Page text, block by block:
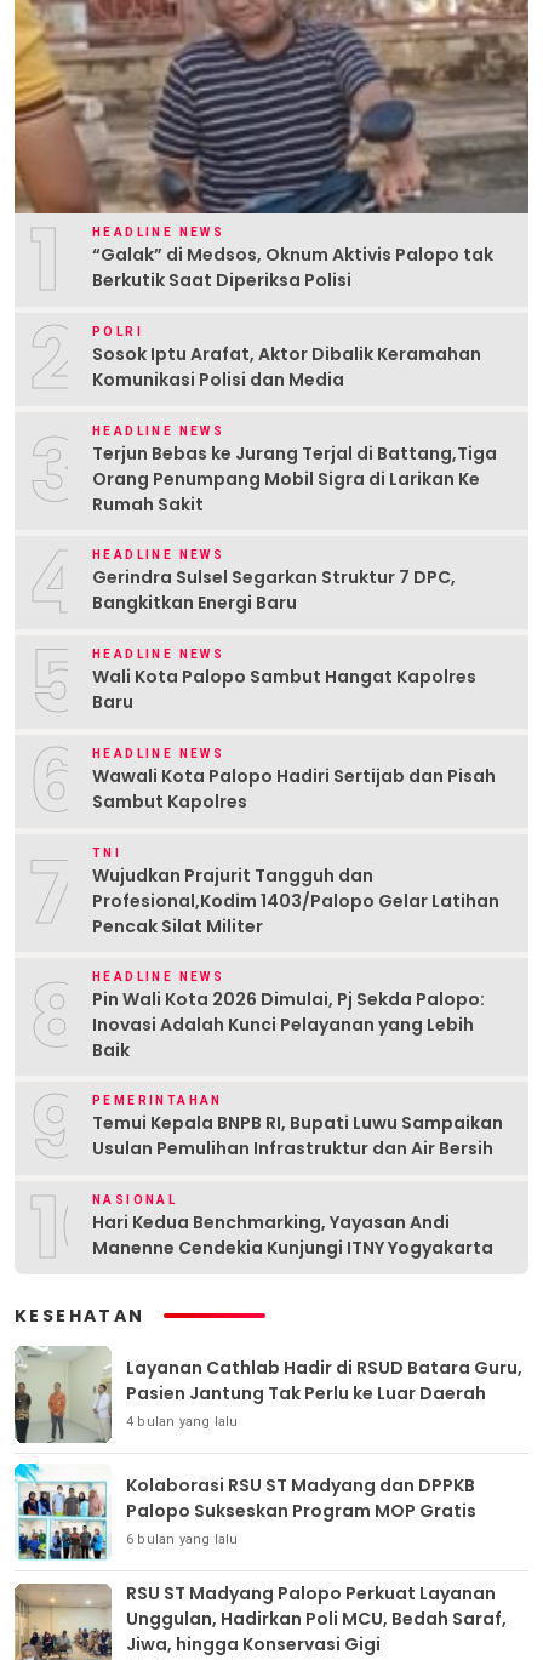
1 HEADLINE NEWS
“Galak” di Medsos, Oknum Aktivis Palopo tak
Berkutik Saat Diperiksa Polisi
2 POLRI
Sosok Iptu Arafat, Aktor Dibalik Keramahan
Komunikasi Polisi dan Media
3 HEADLINE NEWS
Terjun Bebas ke Jurang Terjal di Battang,Tiga
Orang Penumpang Mobil Sigra di Larikan Ke
Rumah Sakit
4 HEADLINE NEWS
Gerindra Sulsel Segarkan Struktur 7 DPC,
Bangkitkan Energi Baru
5 HEADLINE NEWS
Wali Kota Palopo Sambut Hangat Kapolres
Baru
6 HEADLINE NEWS
Wawali Kota Palopo Hadiri Sertijab dan Pisah
Sambut Kapolres
7 TNI
Wujudkan Prajurit Tangguh dan
Profesional,Kodim 1403/Palopo Gelar Latihan
Pencak Silat Militer
8 HEADLINE NEWS
Pin Wali Kota 2026 Dimulai, Pj Sekda Palopo:
Inovasi Adalah Kunci Pelayanan yang Lebih
Baik
9 PEMERINTAHAN
Temui Kepala BNPB RI, Bupati Luwu Sampaikan
Usulan Pemulihan Infrastruktur dan Air Bersih
10NASIONAL
Hari Kedua Benchmarking, Yayasan Andi
Manenne Cendekia Kunjungi ITNY Yogyakarta
KESEHATAN
Layanan Cathlab Hadir di RSUD Batara Guru,
Pasien Jantung Tak Perlu ke Luar Daerah
4 bulan yang lalu
Kolaborasi RSU ST Madyang dan DPPKB
Palopo Sukseskan Program MOP Gratis
6 bulan yang lalu
RSU ST Madyang Palopo Perkuat Layanan
Unggulan, Hadirkan Poli MCU, Bedah Saraf,
Jiwa, hingga Konservasi Gigi